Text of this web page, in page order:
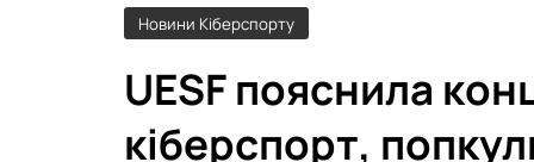
Новини Кіберспорту
UESF пояснила
кіберспорт,